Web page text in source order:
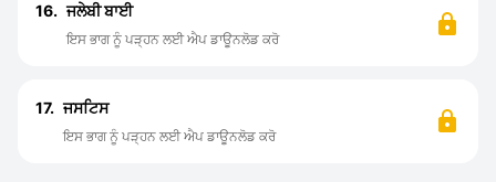
16. ਜਲੇਬੀ ਬਾਈ
ਇਸ ਭਾਗ ਨੂੰ ਪੜ੍ਹਨ ਲਈ ਐਪ ਡਾਊਨਲੋਡ ਕਰੋ
17. ਜਸਟਿਸ
ਇਸ ਭਾਗ ਨੂੰ ਪੜ੍ਹਨ ਲਈ ਐਪ ਡਾਊਨਲੋਡ ਕਰੋ